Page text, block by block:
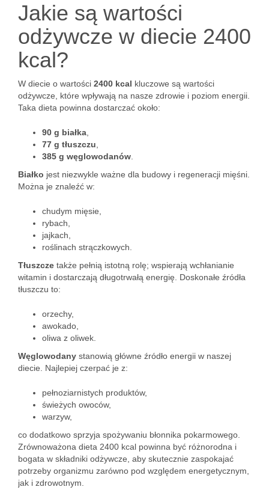
Jakie są wartości
odżywcze w diecie 2400
kcal?
W diecie o wartości 2400 kcal kluczowe są wartości
odżywcze, które wpływają na nasze zdrowie i poziom energii.
Taka dieta powinna dostarczać około:
90 g białka
77 g tłuszczu
385 g węglowodanów
Białko jest niezwykle ważne dla budowy i regeneracji mięśni.
Można je znaleźć w:
chudym mięsie,
rybach,
jajkach,
roślinach strączkowych.
Tłuszcze także pełnią istotną rolę; wspierają wchłanianie
witamin i dostarczają długotrwałą energię. Doskonałe źródła
tłuszczu to:
orzechy,
awokado,
oliwa z oliwek.
Węglowodany stanowią główne źródło energii w naszej
diecie. Najlepiej czerpać je z:
pełnoziarnistych produktów,
świeżych owoców,
warzyw,
co dodatkowo sprzyja spożywaniu błonnika pokarmowego.
Zrównoważona dieta 2400 kcal powinna być różnorodna i
bogata w składniki odżywcze, aby skutecznie zaspokajać
potrzeby organizmu zarówno pod względem energetycznym,
jak i zdrowotnym.